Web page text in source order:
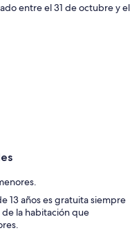
entre el 31 de octubre y el
13 años es gratuita siempre
la habitación que